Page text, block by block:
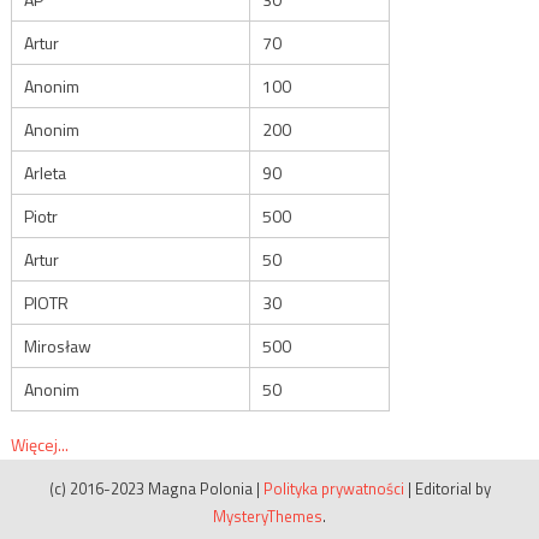
Artur
70
Anonim
100
Anonim
200
Arleta
90
Piotr
500
Artur
50
PIOTR
30
Mirosław
500
Anonim
50
Więcej...
(c) 2016-2023 Magna Polonia | Polityka prywatności | Editorial by
MysteryThemes.